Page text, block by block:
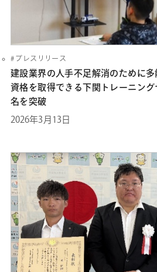
プレスリリース
建設業界の人手不足解消のために
資格を取得できる下関トレーニン
名を突破
2026年3月13日